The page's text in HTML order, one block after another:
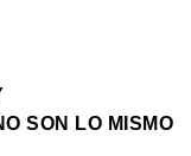
SON LO MISMO